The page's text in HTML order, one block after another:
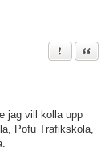
Citat
jag vill kolla upp
Pofu Trafikskola,